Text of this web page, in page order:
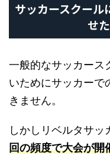
サッカースクール
せ
一般的なサッカース
いためにサッカーで
きません。
しかしリベルタサッ
回の頻度で大会が開